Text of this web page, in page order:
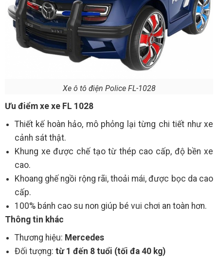
Xe ô tô điện Police FL-1028
Ưu điểm xe xe FL 1028
Thiết kế hoàn hảo, mô phỏng lại từng chi tiết như xe
cảnh sát thật.
Khung xe được chế tạo từ thép cao cấp, độ bền xe
cao.
Khoang ghế ngồi rộng rãi, thoải mái, được bọc da cao
cấp.
100% bánh cao su non giúp bé vui chơi an toàn hơn.
Thông tin khác
Thương hiệu: Mercedes
Đối tượng: từ 1 đến 8 tuổi (tối đa 40 kg)